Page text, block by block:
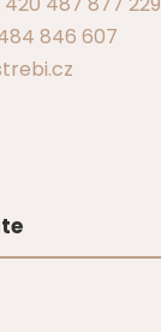
846 607